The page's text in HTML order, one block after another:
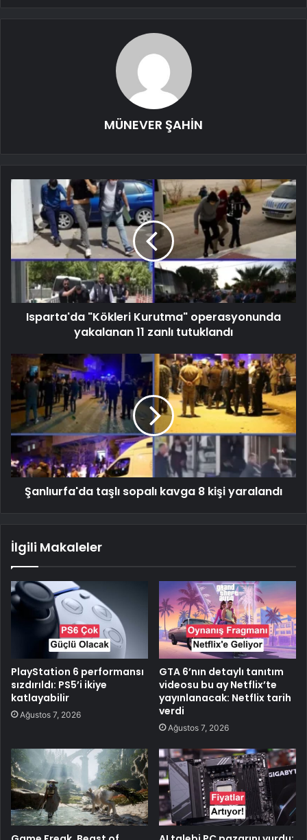
MÜNEVER ŞAHİN
Isparta'da "Kökleri Kurutma" operasyonunda
yakalanan 11 zanlı tutuklandı
Şanlıurfa'da taşlı sopalı kavga 8 kişi yaralandı
İlgili Makaleler
PlayStation 6 performansı
sızdırıldı: PS5’i ikiye
katlayabilir
Ağustos 7, 2026
GTA 6’nın detaylı tanıtım
videosu bu ay Netflix’te
yayınlanacak: Netflix tarih
verdi
Ağustos 7, 2026